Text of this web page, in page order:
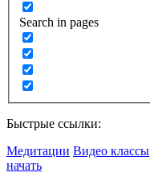
Search in pages
Быстрые ссылки:
Медитации Видео классы
начать